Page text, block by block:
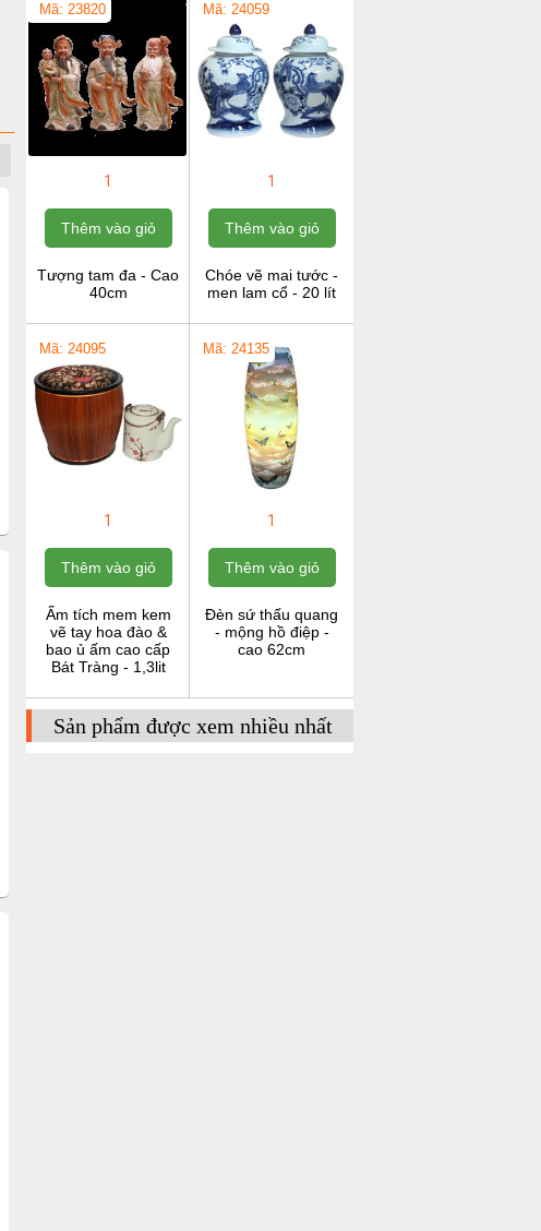
Mã: 23820
1
Thêm vào giỏ
Tượng tam đa - Cao
40cm
Mã: 24059
1
Thêm vào giỏ
Chóe vẽ mai tước -
men lam cổ - 20 lít
Mã: 24095
1
Thêm vào giỏ
Ấm tích mem kem
vẽ tay hoa đào &
bao ủ ấm cao cấp
Bát Tràng - 1,3lit
Mã: 24135
1
Thêm vào giỏ
Đèn sứ thấu quang
- mộng hồ điệp -
cao 62cm
Sản phẩm được xem nhiều nhất